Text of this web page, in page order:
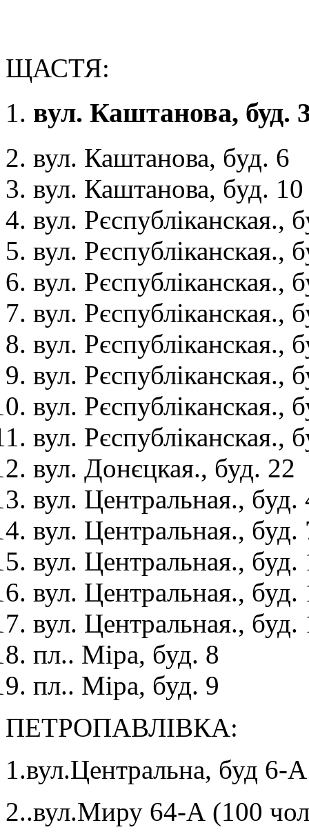
ЩАСТЯ:
вул. Каштанова, буд.
вул. Каштанова, буд. 6
вул. Каштанова, буд. 10
вул. Рєспубліканская.,
вул. Рєспубліканская.,
вул. Рєспубліканская.,
вул. Рєспубліканская.,
вул. Рєспубліканская.,
вул. Рєспубліканская.,
вул. Рєспубліканская.,
вул. Рєспубліканская.,
вул. Донєцкая., буд. 22
вул. Центральная., буд.
вул. Центральная., буд.
вул. Центральная., буд.
вул. Центральная., буд.
вул. Центральная., буд.
пл.. Міра, буд. 8
пл.. Міра, буд. 9
ПЕТРОПАВЛІВКА:
1.вул.Центральна, буд 6-
2..вул.Миру 64-А (100